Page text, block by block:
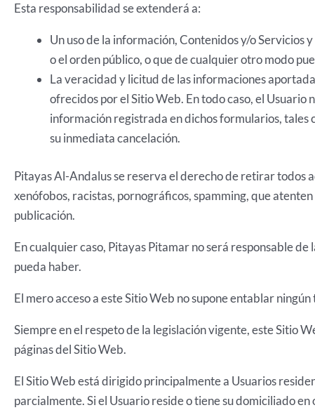
Esta responsabilidad se extenderá a:
Un uso de la información, Contenidos y/o Servicios
o el orden público, o que de cualquier otro modo
La veracidad y licitud de las informaciones
ofrecidos por el Sitio Web. En todo caso, el
información registrada en dichos formularios, tales
su inmediata cancelación.
Pitayas Al-Andalus se reserva el derecho de retirar todos
xenófobos, racistas, pornográficos, spamming, que
publicación.
En cualquier caso, Pitayas Pitamar no será responsable
pueda haber.
El mero acceso a este Sitio Web no supone entablar
Siempre en el respeto de la legislación vigente, este Sitio
páginas del Sitio Web.
El Sitio Web está dirigido principalmente a Usuarios
parcialmente. Si el Usuario reside o tiene su domiciliado